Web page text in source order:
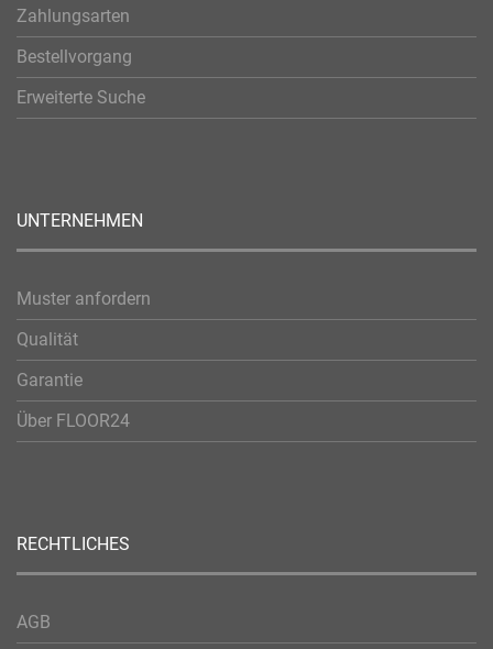
Zahlungsarten
Bestellvorgang
Erweiterte Suche
UNTERNEHMEN
Muster anfordern
Qualität
Garantie
Über FLOOR24
RECHTLICHES
AGB